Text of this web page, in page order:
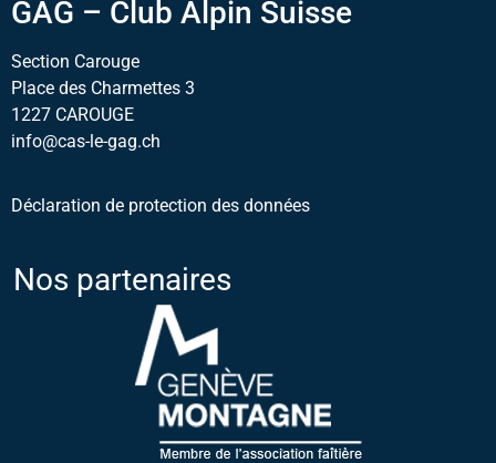
GAG – Club Alpin Suisse
Section Carouge
Place des Charmettes 3
1227 CAROUGE
info@cas-le-gag.ch
Déclaration de protection des données
Nos partenaires